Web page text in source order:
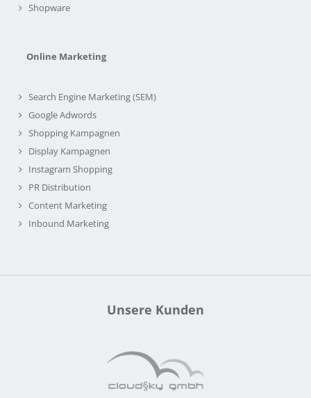
Shopware
Online Marketing
Search Engine Marketing (SEM)
Google Adwords
Shopping Kampagnen
Display Kampagnen
Instagram Shopping
PR Distribution
Content Marketing
Inbound Marketing
Unsere Kunden